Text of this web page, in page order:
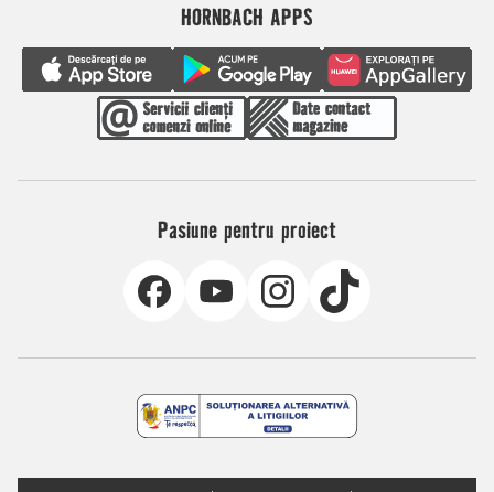
HORNBACH APPS
Pasiune pentru proiect